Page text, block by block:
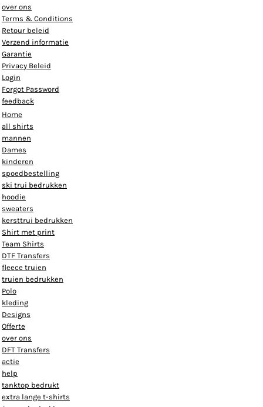
over ons
Terms & Conditions
Retour beleid
Verzend informatie
Garantie
Privacy Beleid
Login
Forgot Password
feedback
Home
all shirts
mannen
Dames
kinderen
spoedbestelling
ski trui bedrukken
hoodie
sweaters
kersttrui bedrukken
Shirt met print
Team Shirts
DTF Transfers
fleece truien
truien bedrukken
Polo
kleding
Designs
Offerte
over ons
DFT Transfers
actie
help
tanktop bedrukt
extra lange t-shirts